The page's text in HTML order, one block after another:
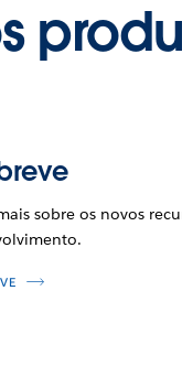
sobre os novos